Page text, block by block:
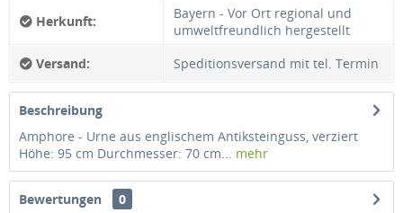
Herkunft:
Bayern - Vor Ort regional und
umweltfreundlich hergestellt
Versand:
Speditionsversand mit tel. Termin
Beschreibung
Amphore - Urne aus englischem Antiksteinguss, verziert
Höhe: 95 cm Durchmesser: 70 cm... mehr
Bewertungen
0